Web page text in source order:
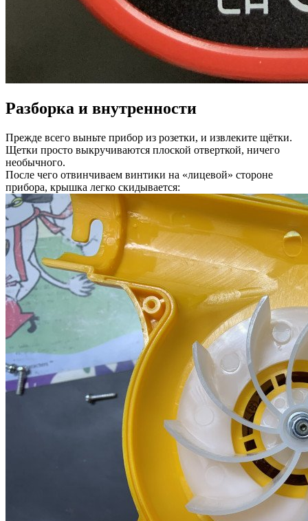
Разборка и внутренности
Прежде всего выньте прибор из розетки, и извлеките щётки.
Щетки просто выкручиваются плоской отверткой, ничего
необычного.
После чего отвинчиваем винтики на «лицевой» стороне
прибора, крышка легко скидывается: